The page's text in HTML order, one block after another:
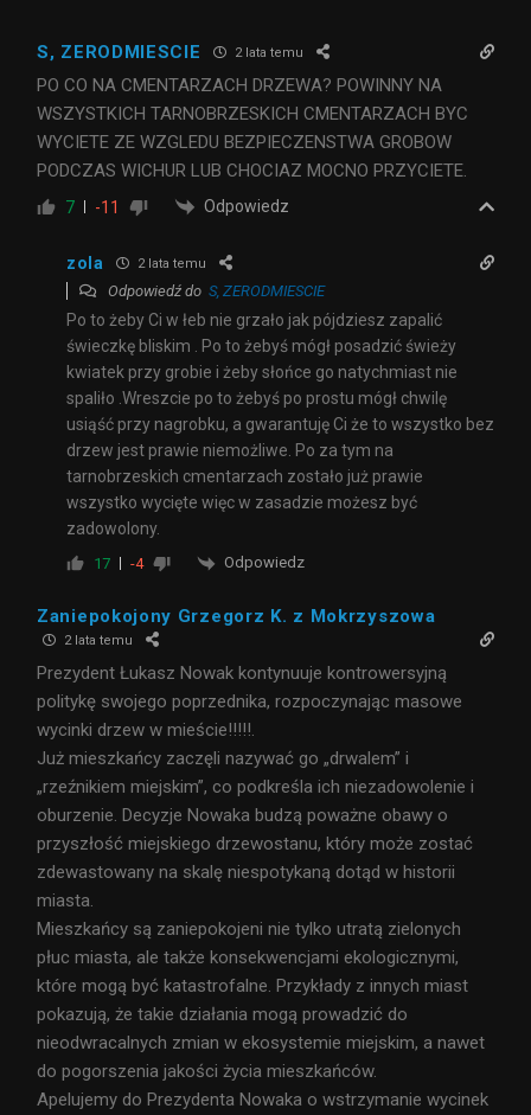
S, ZERODMIESCIE 2 lata temu
PO CO NA CMENTARZACH DRZEWA? POWINNY NA
WSZYSTKICH TARNOBRZESKICH CMENTARZACH BYC
WYCIETE ZE WZGLEDU BEZPIECZENSTWA GROBOW
PODCZAS WICHUR LUB CHOCIAZ MOCNO PRZYCIETE.
7 -11 Odpowiedz
zola 2 lata temu
Odpowiedź do S, ZERODMIESCIE
Po to żeby Ci w łeb nie grzało jak pójdziesz zapalić
świeczkę bliskim . Po to żebyś mógł posadzić świeży
kwiatek przy grobie i żeby słońce go natychmiast nie
spaliło .Wreszcie po to żebyś po prostu mógł chwilę
usiąść przy nagrobku, a gwarantuję Ci że to wszystko bez
drzew jest prawie niemożliwe. Po za tym na
tarnobrzeskich cmentarzach zostało już prawie
wszystko wycięte więc w zasadzie możesz być
zadowolony.
17 -4 Odpowiedz
Zaniepokojony Grzegorz K. z Mokrzyszowa
2 lata temu
Prezydent Łukasz Nowak kontynuuje kontrowersyjną
politykę swojego poprzednika, rozpoczynając masowe
wycinki drzew w mieście!!!!!.
Już mieszkańcy zaczęli nazywać go „drwalem” i
„rzeźnikiem miejskim”, co podkreśla ich niezadowolenie i
oburzenie. Decyzje Nowaka budzą poważne obawy o
przyszłość miejskiego drzewostanu, który może zostać
zdewastowany na skalę niespotykaną dotąd w historii
miasta.
Mieszkańcy są zaniepokojeni nie tylko utratą zielonych
płuc miasta, ale także konsekwencjami ekologicznymi,
które mogą być katastrofalne. Przykłady z innych miast
pokazują, że takie działania mogą prowadzić do
nieodwracalnych zmian w ekosystemie miejskim, a nawet
do pogorszenia jakości życia mieszkańców.
Apelujemy do Prezydenta Nowaka o wstrzymanie wycinek